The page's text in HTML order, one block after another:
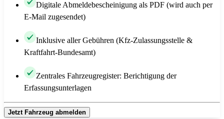
Digitale Abmeldebescheinigung als PDF (wird auch per
E-Mail zugesendet)
Inklusive aller Gebühren (Kfz-Zulassungsstelle &
Kraftfahrt-Bundesamt)
Zentrales Fahrzeugregister: Berichtigung der
Erfassungsunterlagen
Jetzt Fahrzeug abmelden